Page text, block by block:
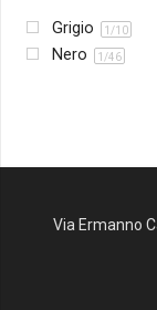
Grigio 1/10
Nero 1/46
Via Ermanno